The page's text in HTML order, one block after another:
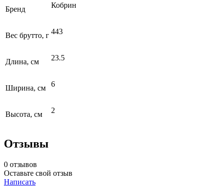
Бренд Кобрин
Вес брутто, г 443
Длина, см 23.5
Ширина, см 6
Высота, см 2
Отзывы
0 отзывов
Оставьте свой отзыв
Написать